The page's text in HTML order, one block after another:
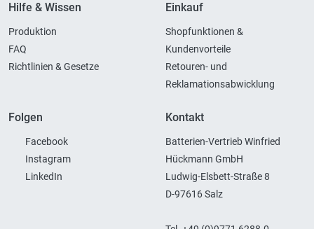
Hilfe & Wissen
Produktion
FAQ
Richtlinien & Gesetze
Einkauf
Shopfunktionen &
Kundenvorteile
Retouren- und
Reklamationsabwicklung
Folgen
Facebook
Instagram
LinkedIn
Kontakt
Batterien-Vertrieb Winfried
Hückmann GmbH
Ludwig-Elsbett-Straße 8
D-97616 Salz